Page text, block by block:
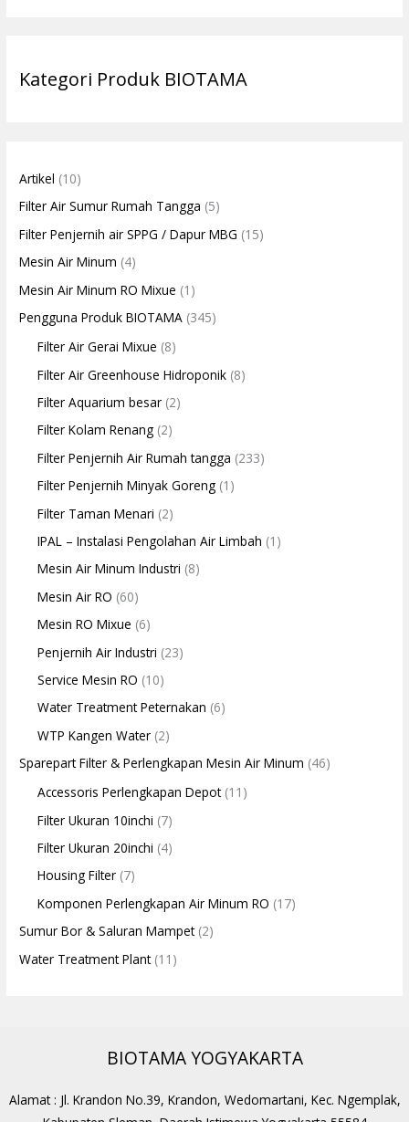
Kategori Produk BIOTAMA
Artikel (10)
Filter Air Sumur Rumah Tangga (5)
Filter Penjernih air SPPG / Dapur MBG (15)
Mesin Air Minum (4)
Mesin Air Minum RO Mixue (1)
Pengguna Produk BIOTAMA (345)
Filter Air Gerai Mixue (8)
Filter Air Greenhouse Hidroponik (8)
Filter Aquarium besar (2)
Filter Kolam Renang (2)
Filter Penjernih Air Rumah tangga (233)
Filter Penjernih Minyak Goreng (1)
Filter Taman Menari (2)
IPAL – Instalasi Pengolahan Air Limbah (1)
Mesin Air Minum Industri (8)
Mesin Air RO (60)
Mesin RO Mixue (6)
Penjernih Air Industri (23)
Service Mesin RO (10)
Water Treatment Peternakan (6)
WTP Kangen Water (2)
Sparepart Filter & Perlengkapan Mesin Air Minum (46)
Accessoris Perlengkapan Depot(11)
Filter Ukuran 10inchi (7)
Filter Ukuran 20inchi (4)
Housing Filter (7)
Komponen Perlengkapan Air Minum RO (17)
Sumur Bor & Saluran Mampet(2)
Water Treatment Plant(11)
BIOTAMA YOGYAKARTA
Alamat : Jl. Krandon No.39, Krandon, Wedomartani, Kec. Ngemplak,